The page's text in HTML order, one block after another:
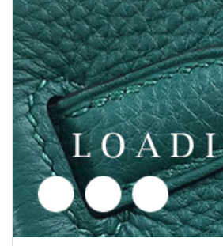
5770000/hodinky z PATEK PHILIPPE
Cena poptávka